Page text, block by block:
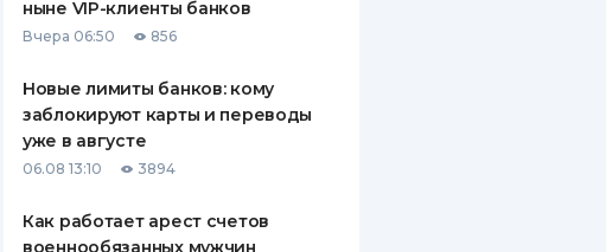
ныне VIP-клиенты банков
Вчера 06:50 856
Новые лимиты банков: кому
заблокируют карты и переводы
уже в августе
06.08 13:10 3894
Как работает арест счетов
военнообязанных мужчин